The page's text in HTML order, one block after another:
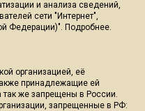
и анализа сведений,
сети "Интернет",
Федерации)". Подробнее.
организацией, её
принадлежащие ей
так же запрещены в России.
запрещенные в РФ: